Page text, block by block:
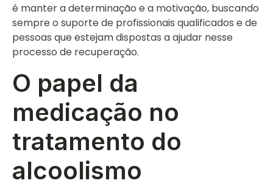
é manter a determinação e a motivação, buscando
sempre o suporte de profissionais qualificados e de
pessoas que estejam dispostas a ajudar nesse
processo de recuperação.
O papel da
medicação no
tratamento do
alcoolismo